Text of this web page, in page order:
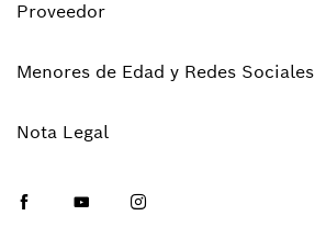
Proveedor
Menores de Edad y Redes Sociales
Nota Legal
FacebookYoutubeInstagram